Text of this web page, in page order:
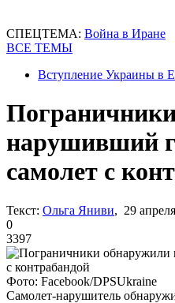
СПЕЦТЕМА: Война в Иране
ВСЕ ТЕМЫ
Вступление Украины в
нарушивший
самолет с
Текст: Ольга Яниви, 29
0
3397
Фото: Facebook/DPSUkraine
Самолет-нарушитель